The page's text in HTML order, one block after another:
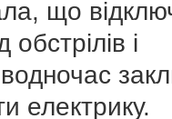
що
і
електрику.